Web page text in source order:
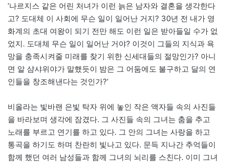
‘나르지스 같은 어린 처녀가 이런 늙은 남자와 결혼을 생각한다
고? 도대체 이 사회에 무슨 일이 일어난 거지? 30년 전 내가 영
화계의 초대 여왕이 되기 전만 해도 이런 일은 받아들일 수가 없
었지. 도대체 무슨 일이 일어난 거야? 이것이 그들의 지식과 욕
망을 충족시켜줄 미래를 찾기 위한 신세대들의 절망인가? 아니
면 알 샴샤위야가 말했듯이 밤은 그 어둠에도 불구하고 달의 연
인들을 창조해낸다는 것인가?’
비올라는 빛바랜 은빛 탁자 위에 놓인 작은 액자들 속의 사진들
을 바라보며 생각에 잠겼다. 그 사진들 속의 그녀는 춤을 추고
노래를 부르고 연기를 하고 있다. 그 안의 그녀는 사랑을 하고
통곡을 하기도 하며 찬란히 빛나고 있다. 문득 지나간 추억들이
함께 했던 여러 남성들과 함께 그녀의 뇌리를 스친다. 이미 그녀